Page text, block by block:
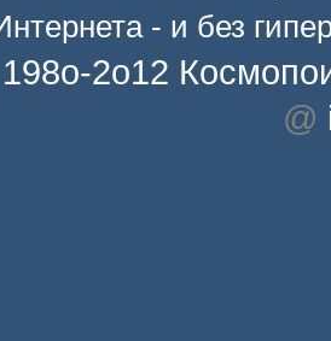
- и без
2o12
@